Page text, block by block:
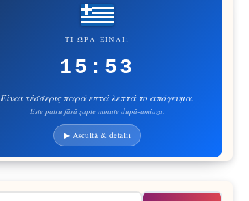
ΤΙ ΏΡΑ ΕΊΝΑΙ;
15:53
Είναι τέσσερις παρά επτά λεπτά το απόγευμα.
Este patru fără șapte minute după-amiaza.
▶ Ascultă & detalii